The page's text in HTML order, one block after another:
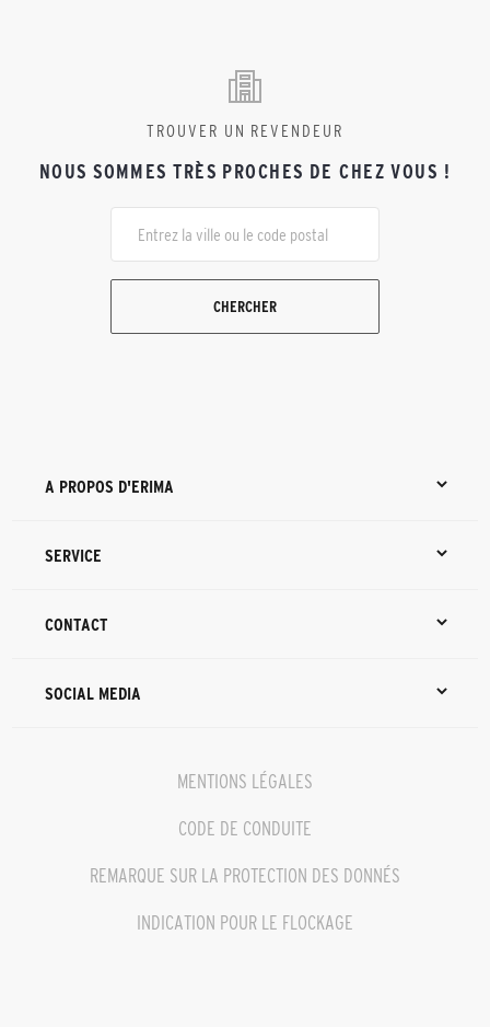
TROUVER UN REVENDEUR
NOUS SOMMES TRÈS PROCHES DE CHEZ VOUS !
CHERCHER
A PROPOS D'ERIMA
SERVICE
CONTACT
SOCIAL MEDIA
MENTIONS LÉGALES
CODE DE CONDUITE
REMARQUE SUR LA PROTECTION DES DONNÉS
INDICATION POUR LE FLOCKAGE